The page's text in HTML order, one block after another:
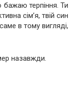
терпіння. Ти
сім’я, твій син
в тому вигляді,
назавжди.